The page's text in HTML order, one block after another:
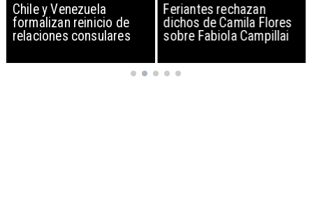
Chile y Venezuela
formalizan reinicio de
relaciones consulares
Feriantes rechazan
dichos de Camila Flores
sobre Fabiola Campillai